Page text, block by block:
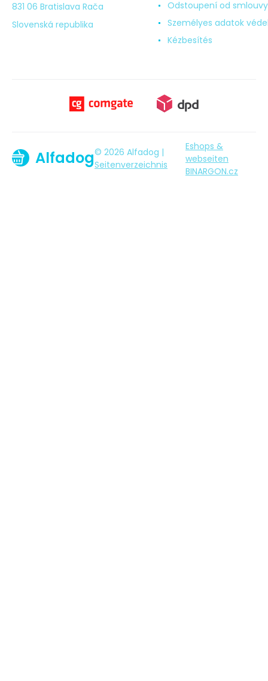
831 06 Bratislava Rača
Slovenská republika
Odstoupení od smlouvy
Személyes adatok
Kézbesítés
Alfadog© 2026 Alfadog |
Seitenverzeichnis
Eshops &
webseiten
BINARGON.cz